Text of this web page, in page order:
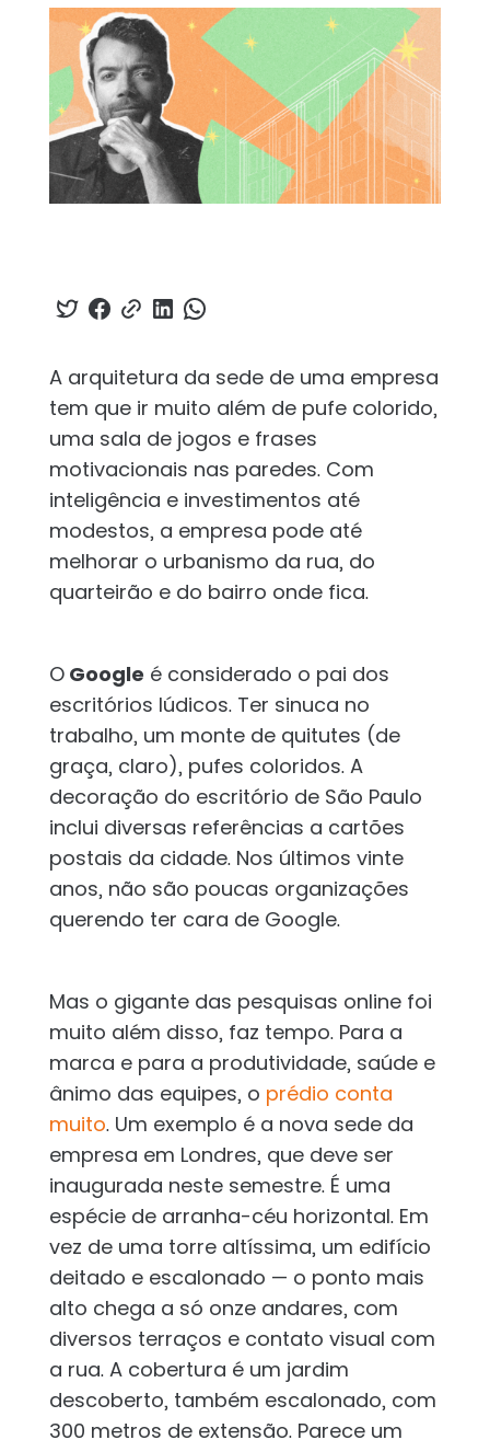
A arquitetura da sede de uma empresa
tem que ir muito além de pufe colorido,
uma sala de jogos e frases
motivacionais nas paredes. Com
inteligência e investimentos até
modestos, a empresa pode até
melhorar o urbanismo da rua, do
quarteirão e do bairro onde fica.
OGoogle é considerado o pai dos
escritórios lúdicos. Ter sinuca no
trabalho, um monte de quitutes (de
graça, claro), pufes coloridos. A
decoração do escritório de São Paulo
inclui diversas referências a cartões
postais da cidade. Nos últimos vinte
anos, não são poucas organizações
querendo ter cara de Google.
Mas o gigante das pesquisas online foi
muito além disso, faz tempo. Para a
marca e para a produtividade, saúde e
ânimo das equipes, o prédio conta
muito. Um exemplo é a nova sede da
empresa em Londres, que deve ser
inaugurada neste semestre. É uma
espécie de arranha-céu horizontal. Em
vez de uma torre altíssima, um edifício
deitado e escalonado — o ponto mais
alto chega a só onze andares, com
diversos terraços e contato visual com
a rua. A cobertura é um jardim
descoberto, também escalonado, com
300 metros de extensão. Parece um